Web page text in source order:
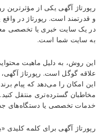
رپورتاژ آگهی یکی از
و قدرتمند است. رپورتاژ در
در یک سایت خبری یا تخصصی
به سایت شما است.
این روش، به دلیل ماهیت
علاقه گوگل است. رپورتاژ آگهی،
این امکان را می‌دهد که پیام
مخاطبان گسترده‌تری منتقل
خدمات تخصصی یا دستگاه‌های
رپورتاژ آگهی برای کلمه کلیدی